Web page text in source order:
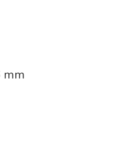
mm